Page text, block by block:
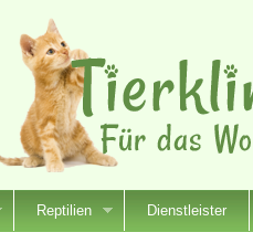
Reptilien Dienstleister